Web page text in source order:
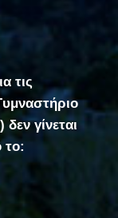
τις
γίνεται
το: